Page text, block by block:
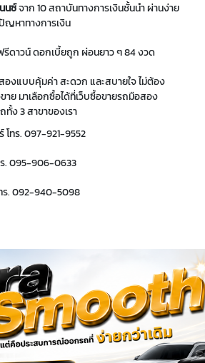
นซ์จาก 10 สถาบันทางการเงินชั้นนำ ผ่านง่าย
ญหาทางการเงิน
รีดาวน์ ดอกเบี้ยถูก ผ่อนยาว ๆ 84 งวด
องแบบคุ้มค่า สะดวก และสบายใจ ไม่ต้อง
าย มาเลือกซื้อได้ที่เว็บซื้อขายรถมือสอง
ง 3 สาขาของเรา
โทร.097-921-9552
.095-906-0633
.092-940-5098